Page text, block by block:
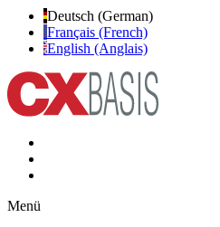
Deutsch (German)
Français (French)
English (Anglais)
Menü